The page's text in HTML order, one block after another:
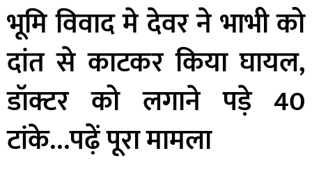
भूमि विवाद मे देवर ने भाभी को
दांत से काटकर किया घायल,
डॉक्टर को लगाने पड़े 40
टांके…पढ़ें पूरा मामला